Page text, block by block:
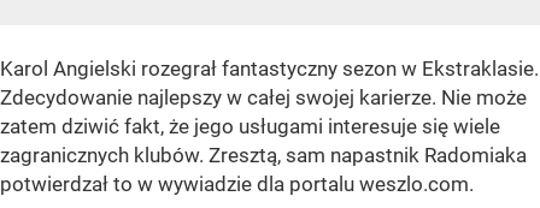
Karol Angielski rozegrał fantastyczny sezon w Ekstraklasie.
Zdecydowanie najlepszy w całej swojej karierze. Nie może
zatem dziwić fakt, że jego usługami interesuje się wiele
zagranicznych klubów. Zresztą, sam napastnik Radomiaka
potwierdzał to w wywiadzie dla portalu weszlo.com.